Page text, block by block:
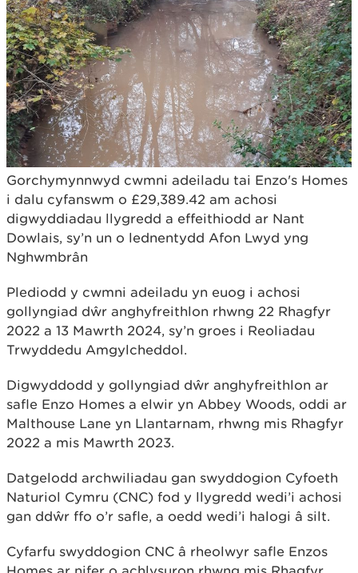
Gorchymynnwyd cwmni adeiladu tai Enzo's Homes
i dalu cyfanswm o £29,389.42 am achosi
digwyddiadau llygredd a effeithiodd ar Nant
Dowlais, sy’n un o lednentydd Afon Lwyd yng
Nghwmbrân
Plediodd y cwmni adeiladu yn euog i achosi
gollyngiad dŵr anghyfreithlon rhwng 22 Rhagfyr
2022 a 13 Mawrth 2024, sy’n groes i Reoliadau
Trwyddedu Amgylcheddol.
Digwyddodd y gollyngiad dŵr anghyfreithlon ar
safle Enzo Homes a elwir yn Abbey Woods, oddi ar
Malthouse Lane yn Llantarnam, rhwng mis Rhagfyr
2022 a mis Mawrth 2023.
Datgelodd archwiliadau gan swyddogion Cyfoeth
Naturiol Cymru (CNC) fod y llygredd wedi’i achosi
gan ddŵr ffo o’r safle, a oedd wedi’i halogi â silt.
Cyfarfu swyddogion CNC â rheolwyr safle Enzos